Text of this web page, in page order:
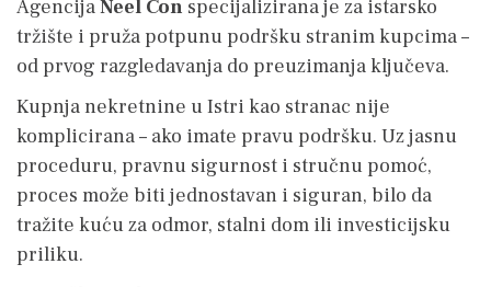
AgencijaNeel Con specijalizirana je za istarsko
tržište i pruža potpunu podršku stranim kupcima –
od prvog razgledavanja do preuzimanja ključeva.
Kupnja nekretnine u Istri kao stranac nije
komplicirana – ako imate pravu podršku. Uz jasnu
proceduru, pravnu sigurnost i stručnu pomoć,
proces može biti jednostavan i siguran, bilo da
tražite kuću za odmor, stalni dom ili investicijsku
priliku.